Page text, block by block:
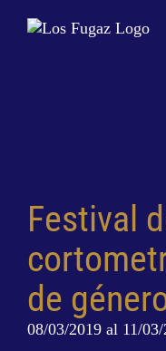
Festival
de
08/03/2019 al 11/